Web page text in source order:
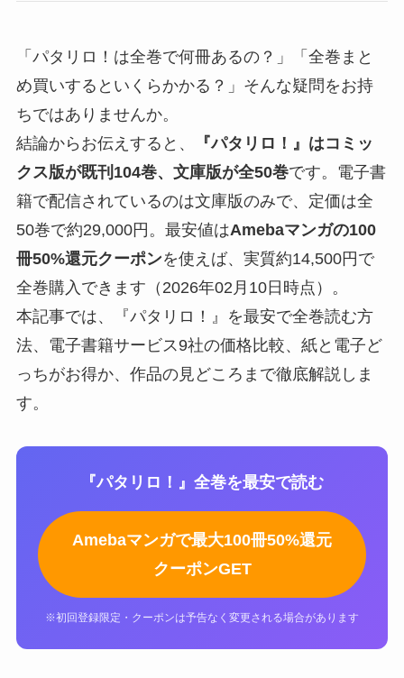
「パタリロ！は全巻で何冊あるの？」「全巻まと
め買いするといくらかかる？」そんな疑問をお持
ちではありませんか。
結論からお伝えすると、
『パタリロ！』はコミッ
クス版が既刊104巻、文庫版が全50巻です。電子書
籍で配信されているのは文庫版のみで、定価は全
50巻で約29,000円。最安値はAmebaマンガの100
冊50%還元クーポンを使えば、実質約14,500円で
全巻購入できます（2026年02月10日時点）。
本記事では、『パタリロ！』を最安で全巻読む方
法、電子書籍サービス9社の価格比較、紙と電子ど
っちがお得か、作品の見どころまで徹底解説しま
す。
『パタリロ！』全巻を最安で読む
Amebaマンガで最大100冊50%還元
クーポンGET
※初回登録限定・クーポンは予告なく変更される場合があります